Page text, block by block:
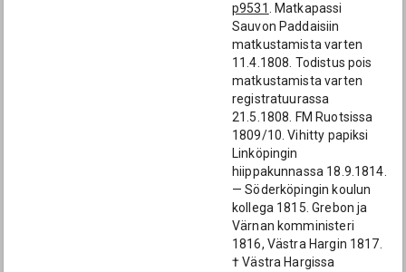
p9531
. Matkapassi
Sauvon Paddaisiin
matkustamista varten
11.4.1808. Todistus pois
matkustamista varten
registratuurassa
21.5.1808. FM Ruotsissa
1809/10. Vihitty papiksi
Linköpingin
hiippakunnassa 18.9.1814.
— Söderköpingin koulun
kollega 1815. Grebon ja
Värnan komministeri
1816, Västra Hargin 1817.
† Västra Hargissa